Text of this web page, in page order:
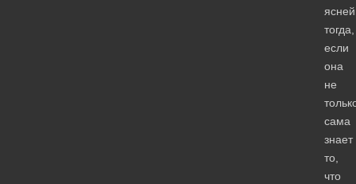
тогда,
если
она
не
сама
знает
то,
что